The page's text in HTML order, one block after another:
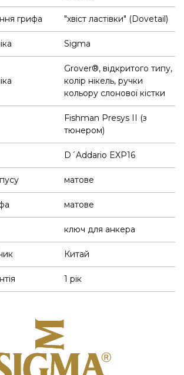
грифа "хвіст ластівки" (Dovetail)
Sigma
Grover®, відкритого типу,
колір нікель, ручки
кольору слонової кістки
Fishman Presys II (з
тюнером)
D´Addario EXP16
матове
матове
ключ для анкера
Китай
1 рік